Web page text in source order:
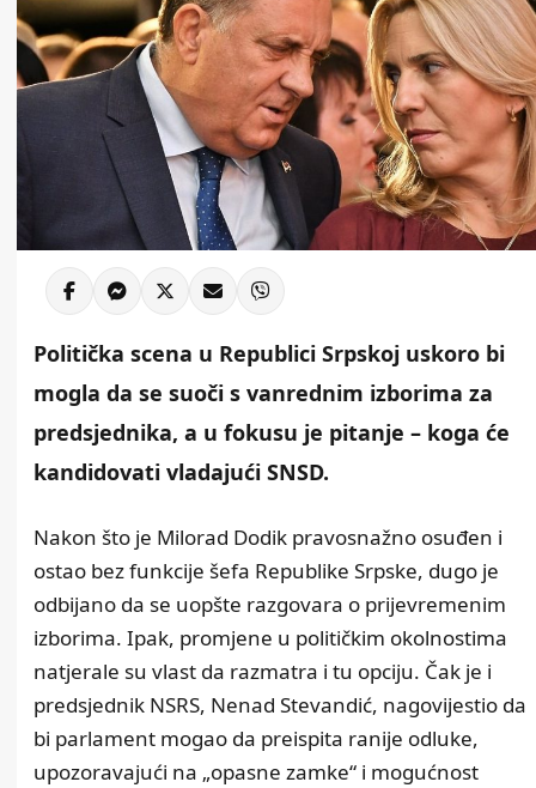
Politička scena u Republici Srpskoj uskoro bi
mogla da se suoči s vanrednim izborima za
predsjednika, a u fokusu je pitanje – koga će
kandidovati vladajući SNSD.
Nakon što je Milorad Dodik pravosnažno osuđen i
ostao bez funkcije šefa Republike Srpske, dugo je
odbijano da se uopšte razgovara o prijevremenim
izborima. Ipak, promjene u političkim okolnostima
natjerale su vlast da razmatra i tu opciju. Čak je i
predsjednik NSRS, Nenad Stevandić, nagovijestio da
bi parlament mogao da preispita ranije odluke,
upozoravajući na „opasne zamke“ i mogućnost